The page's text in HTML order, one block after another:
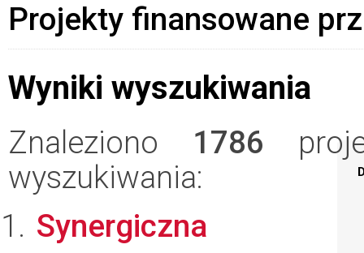
Projekty finansowane
Wyniki wyszukiwania
Znaleziono 1786
wyszukiwania:
Synergiczna